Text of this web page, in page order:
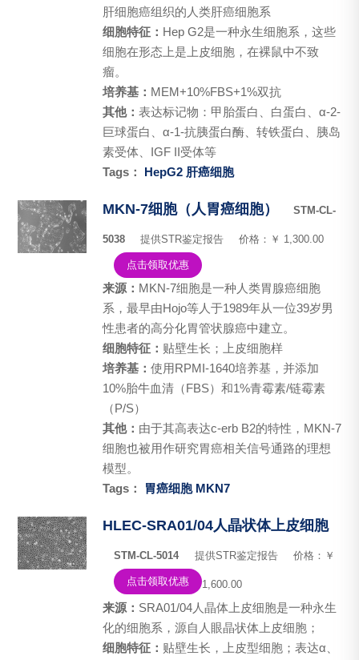
肝细胞癌组织的人类肝癌细胞系
细胞特征： Hep G2是一种永生细胞系，这些
细胞在形态上是上皮细胞，在裸鼠中不致
瘤。
培养基： MEM+10%FBS+1%双抗
其他： 表达标记物：甲胎蛋白、白蛋白、α-2-
巨球蛋白、α-1-抗胰蛋白酶、转铁蛋白、胰岛
素受体、IGF II受体等
Tags：
HepG2 肝癌细胞
MKN-7细胞（人胃癌细胞） STM-CL-
5038 提供STR鉴定报告 价格：￥ 1,300.00
点击领取优惠
来源： MKN-7细胞是一种人类胃腺癌细胞
系，最早由Hojo等人于1989年从一位39岁男
性患者的高分化胃管状腺癌中建立。
细胞特征： 贴壁生长；上皮细胞样
培养基： 使用RPMI-1640培养基，并添加
10%胎牛血清（FBS）和1%青霉素/链霉素
（P/S）
其他： 由于其高表达c-erb B2的特性，MKN-7
细胞也被用作研究胃癌相关信号通路的理想
模型。
Tags：
胃癌细胞 MKN7
HLEC-SRA01/04人晶状体上皮细胞
STM-CL-5014 提供STR鉴定报告 价格：￥
1,600.00
点击领取优惠
来源： SRA01/04人晶体上皮细胞是一种永生
化的细胞系，源自人眼晶状体上皮细胞；
细胞特征： 贴壁生长，上皮型细胞；表达α、